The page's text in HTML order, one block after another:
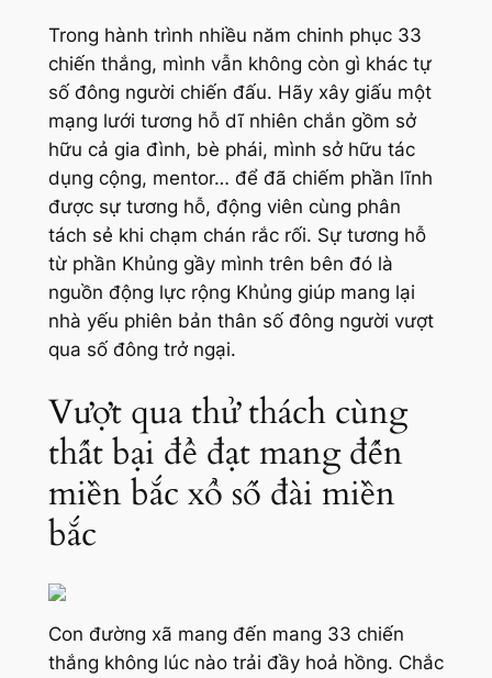
Trong hành trình nhiều năm chinh phục 33
chiến thắng, mình vẫn không còn gì khác tự
số đông người chiến đấu. Hãy xây giấu một
mạng lưới tương hỗ dĩ nhiên chắn gồm sở
hữu cả gia đình, bè phái, mình sở hữu tác
dụng cộng, mentor… để đã chiếm phần lĩnh
được sự tương hỗ, động viên cùng phân
tách sẻ khi chạm chán rắc rối. Sự tương hỗ
từ phần Khủng gầy mình trên bên đó là
nguồn động lực rộng Khủng giúp mang lại
nhà yếu phiên bản thân số đông người vượt
qua số đông trở ngại.
Vượt qua thử thách cùng
thất bại để đạt mang đến
miền bắc xổ số đài miền
bắc
Con đường xã mang đến mang 33 chiến
thắng không lúc nào trải đầy hoả hồng. Chắc